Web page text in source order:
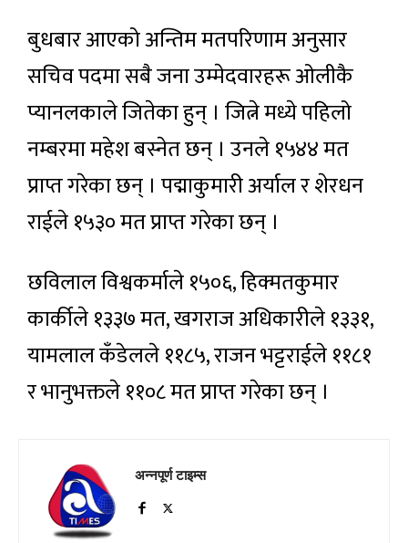
बुधबार आएको अन्तिम मतपरिणाम अनुसार
सचिव पदमा सबै जना उम्मेदवारहरू ओलीकै
प्यानलकाले जितेका हुन् । जित्ने मध्ये पहिलो
नम्बरमा महेश बस्नेत छन् । उनले १५४४ मत
प्राप्त गरेका छन् । पद्माकुमारी अर्याल र शेरधन
राईले १५३० मत प्राप्त गरेका छन् ।
छविलाल विश्वकर्माले १५०६, हिक्मतकुमार
कार्कीले १३३७ मत, खगराज अधिकारीले १३३१,
यामलाल कँडेलले ११८५, राजन भट्टराईले ११८१
र भानुभक्तले ११०८ मत प्राप्त गरेका छन् ।
अन्नपूर्ण टाइम्स